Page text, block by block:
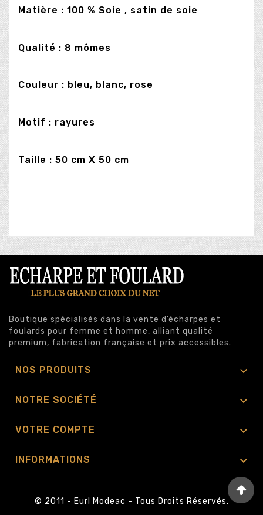
Matière : 100 % Soie , satin de soie
Qualité : 8 mômes
Couleur : bleu, blanc, rose
Motif : rayures
Taille : 50 cm X 50 cm
Boutique spécialisés dans la vente d’écharpes et
foulards pour femme et homme, alliant qualité
premium, fabrication française et prix accessibles.
NOS PRODUITS 
NOTRE SOCIÉTÉ 
VOTRE COMPTE 
INFORMATIONS 
© 2011 - Eurl Modeac - Tous Droits Réservés.